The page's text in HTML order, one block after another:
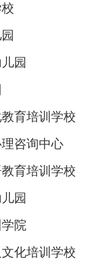
园
育培训学校
咨询中心
育培训学校
园
院
化培训学校